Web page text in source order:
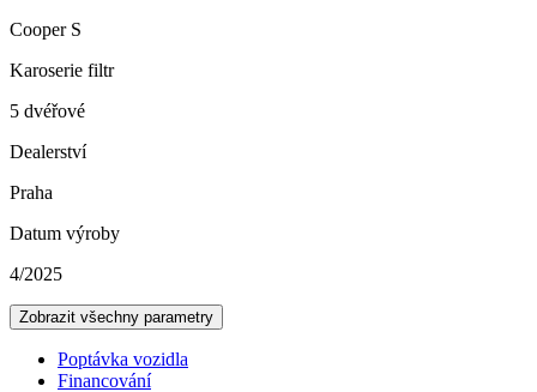
Cooper S
Karoserie filtr
5 dvéřové
Dealerství
Praha
Datum výroby
4/2025
Zobrazit všechny parametry
Poptávka vozidla
Financování